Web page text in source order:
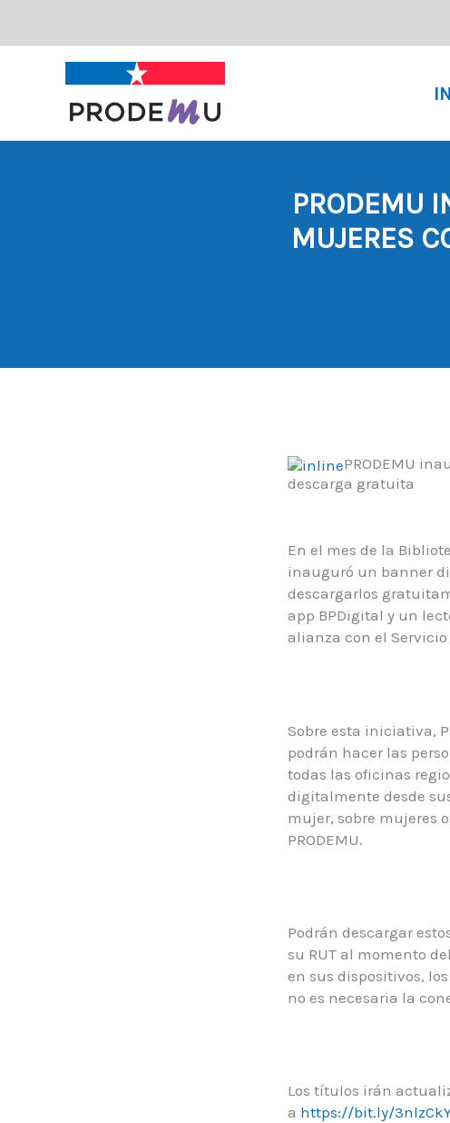
PRODEMU
MUJERES
PRODEMU
descarga gratuita
En el mes de la
inauguró un banner
descargarlos
app BPDigital y un
alianza con el
Sobre esta iniciativa,
podrán hacer las
todas las oficinas
digitalmente desde
mujer, sobre mujeres
PRODEMU.
Podrán descargar
su RUT al momento
en sus dispositivos,
no es necesaria la
Los títulos irán
a https://bit.ly/